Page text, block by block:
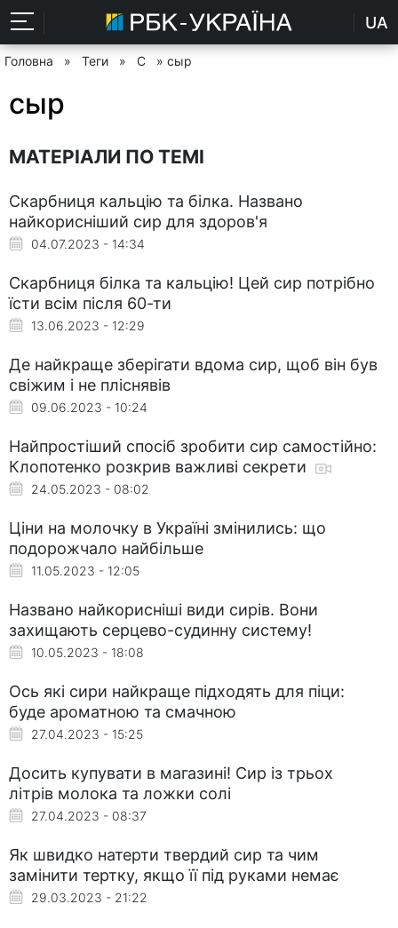
UA
Головна » Теги » С » сыр
сыр
МАТЕРІАЛИ ПО ТЕМІ
Скарбниця кальцію та білка. Названо
найкорисніший сир для здоров'я
04.07.2023 - 14:34
Скарбниця білка та кальцію! Цей сир потрібно
їсти всім після 60-ти
13.06.2023 - 12:29
Де найкраще зберігати вдома сир, щоб він був
свіжим і не пліснявів
09.06.2023 - 10:24
Найпростіший спосіб зробити сир самостійно:
Клопотенко розкрив важливі секрети
24.05.2023 - 08:02
Ціни на молочку в Україні змінились: що
подорожчало найбільше
11.05.2023 - 12:05
Названо найкорисніші види сирів. Вони
захищають серцево-судинну систему!
10.05.2023 - 18:08
Ось які сири найкраще підходять для піци:
буде ароматною та смачною
27.04.2023 - 15:25
Досить купувати в магазині! Сир із трьох
літрів молока та ложки солі
27.04.2023 - 08:37
Як швидко натерти твердий сир та чим
замінити тертку, якщо її під руками немає
29.03.2023 - 21:22